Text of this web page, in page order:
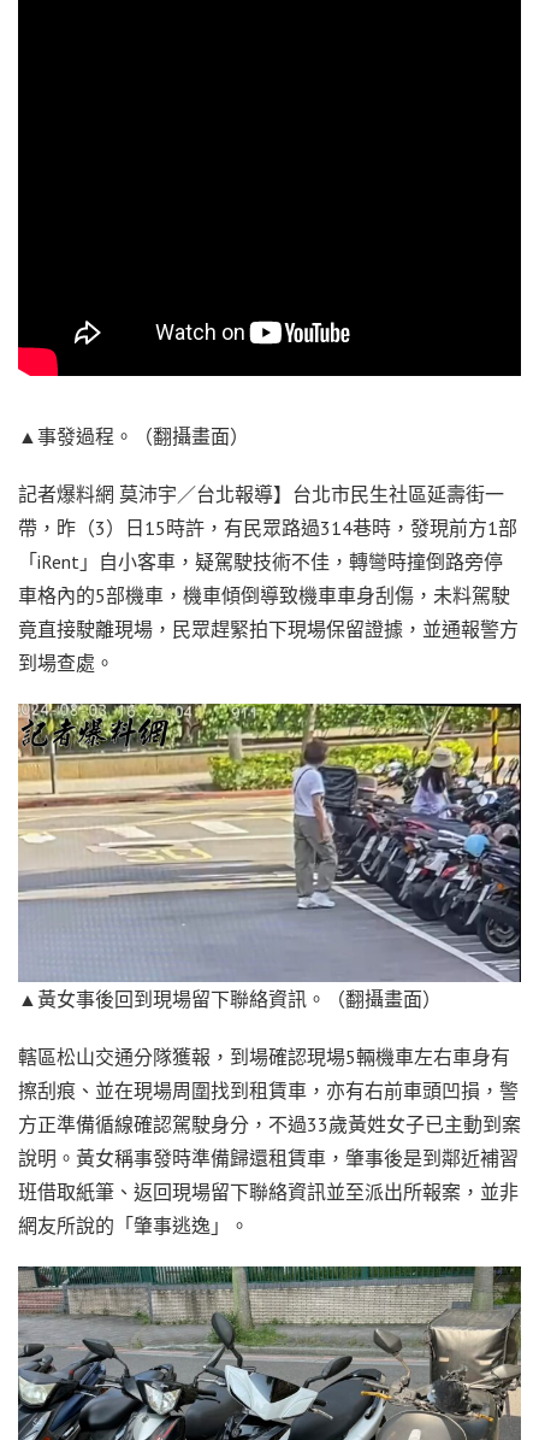
▲事發過程。（翻攝畫面）
記者爆料網 莫沛宇／台北報導】台北市民生社區延壽街一
帶，昨（3）日15時許，有民眾路過314巷時，發現前方1部
「iRent」自小客車，疑駕駛技術不佳，轉彎時撞倒路旁停
車格內的5部機車，機車傾倒導致機車車身刮傷，未料駕駛
竟直接駛離現場，民眾趕緊拍下現場保留證據，並通報警方
到場查處。
▲黃女事後回到現場留下聯絡資訊。（翻攝畫面）
轄區松山交通分隊獲報，到場確認現場5輛機車左右車身有
擦刮痕、並在現場周圍找到租賃車，亦有右前車頭凹損，警
方正準備循線確認駕駛身分，不過33歲黃姓女子已主動到案
說明。黃女稱事發時準備歸還租賃車，肇事後是到鄰近補習
班借取紙筆、返回現場留下聯絡資訊並至派出所報案，並非
網友所說的「肇事逃逸」。